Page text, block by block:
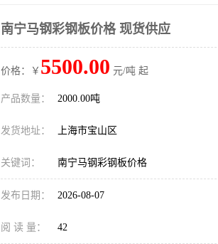
南宁马钢彩钢板价格 现货供应
价格：￥ 5500.00 元/吨 起
产品数量： 2000.00吨
发货地址： 上海市宝山区
关键词： 南宁马钢彩钢板价格
发布日期： 2026-08-07
阅 读 量： 42